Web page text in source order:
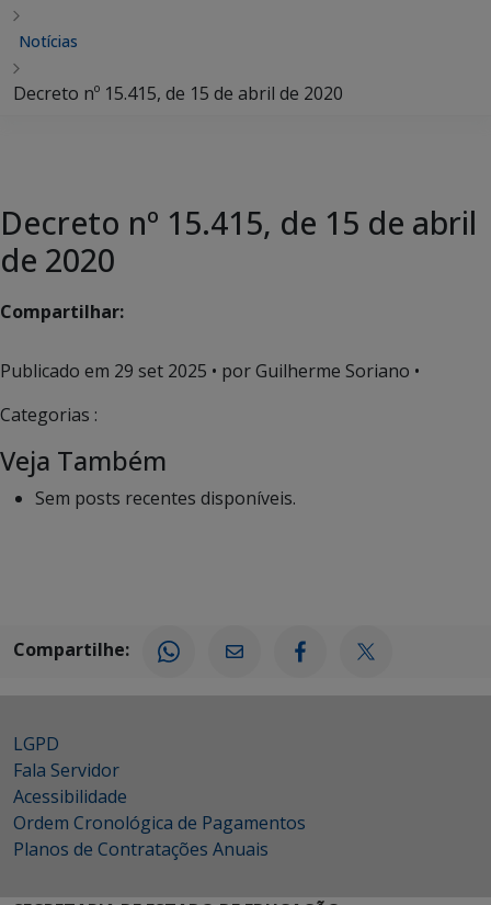
Notícias
Decreto nº 15.415, de 15 de abril de 2020
Decreto nº 15.415, de 15 de abril
de 2020
Compartilhar:
Publicado em 29 set 2025 • por Guilherme Soriano •
Categorias :
Veja Também
Sem posts recentes disponíveis.
Compartilhe:
LGPD
Fala Servidor
Acessibilidade
Ordem Cronológica de Pagamentos
Planos de Contratações Anuais